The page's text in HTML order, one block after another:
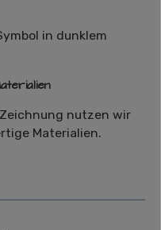
nutzen wir
Materialien.